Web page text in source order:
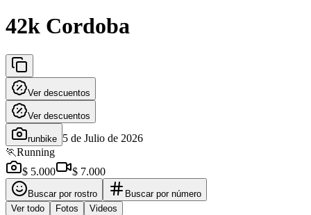
42k Cordoba
Ver descuentos
Ver descuentos
runbike 5 de Julio de 2026
🏃Running
$ 5.000
$ 7.000
Buscar por rostro
Buscar por número
Ver todo
Fotos Videos